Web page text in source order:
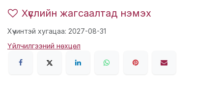
Хүслийн жагсаалтад нэмэх
Хүчинтэй хугацаа: 2027-08-31
Үйлчилгээний нөхцөл